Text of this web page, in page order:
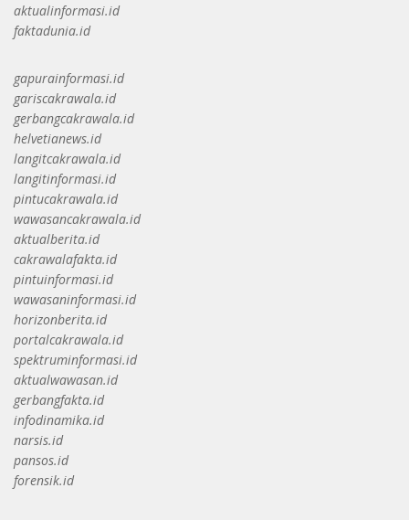
aktualinformasi.id
faktadunia.id
gapurainformasi.id
gariscakrawala.id
gerbangcakrawala.id
helvetianews.id
langitcakrawala.id
langitinformasi.id
pintucakrawala.id
wawasancakrawala.id
aktualberita.id
cakrawalafakta.id
pintuinformasi.id
wawasaninformasi.id
horizonberita.id
portalcakrawala.id
spektruminformasi.id
aktualwawasan.id
gerbangfakta.id
infodinamika.id
narsis.id
pansos.id
forensik.id